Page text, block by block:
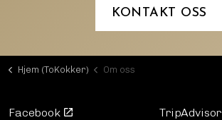
KONTAKT OSS
Hjem (ToKokker) Om oss
Facebook TripAdvisor